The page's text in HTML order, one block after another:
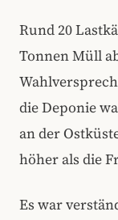
Rund 20
Tonnen Müll
die Deponie
an der
höher als die
Es war